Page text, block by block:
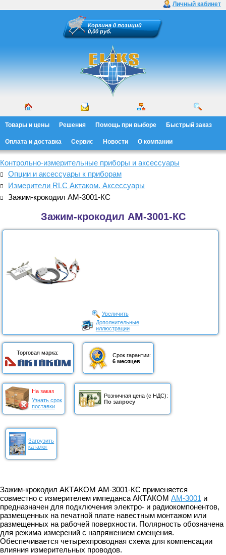
Личный кабинет
Корзина 0 позиций
0,00 руб.
Товары и цены Решения Помощь при выборе Быстрый заказ
Оплата и доставка Сервис Новости О компании
Контрольно-измерительные приборы и аксессуары
Опции и аксессуары к приборам
Измерители RLC Актаком. Аксессуары
Зажим-крокодил АМ-3001-КС
Зажим-крокодил АМ-3001-КС
Увеличить
Дополнительные
иллюстрации
Торговая марка:
Срок гарантии:
6 месяцев
На заказ
Узнать срок
поставки
Розничная цена (с НДС):
По запросу
Загрузить
каталог
Зажим-крокодил АКТАКОМ АМ-3001-КС применяется
совместно с измерителем импеданса АКТАКОМ АМ-3001 и
предназначен для подключения электро- и радиокомпонентов,
размещенных на печатной плате навестным монтажом или
размещенных на рабочей поверхности. Полярность обозначена
для режима измерений с напряжением смещения.
Обеспечивается четырехпроводная схема для компенсации
влияния измерительных проводов.